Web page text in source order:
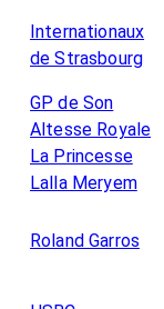
Internationaux
de Strasbourg
GP de Son
Altesse Royale
La Princesse
Lalla Meryem
Roland Garros